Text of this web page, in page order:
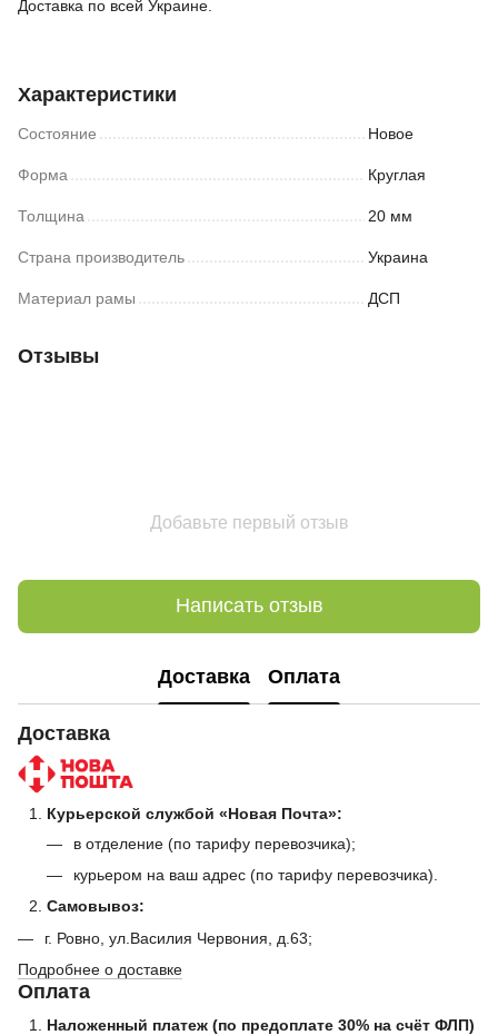
Доставка по всей Украине.
Характеристики
Состояние Новое
Форма Круглая
Толщина 20 мм
Страна производитель Украина
Материал рамы ДСП
Отзывы
Добавьте первый отзыв
Написать отзыв
Доставка Оплата
Доставка
Курьерской службой «Новая Почта»:
в отделение (по тарифу перевозчика);
курьером на ваш адрес (по тарифу перевозчика).
Самовывоз:
г. Ровно, ул.Василия Червония, д.63;
Подробнее о доставке
Оплата
Наложенный платеж (по предоплате 30% на счёт ФЛП)